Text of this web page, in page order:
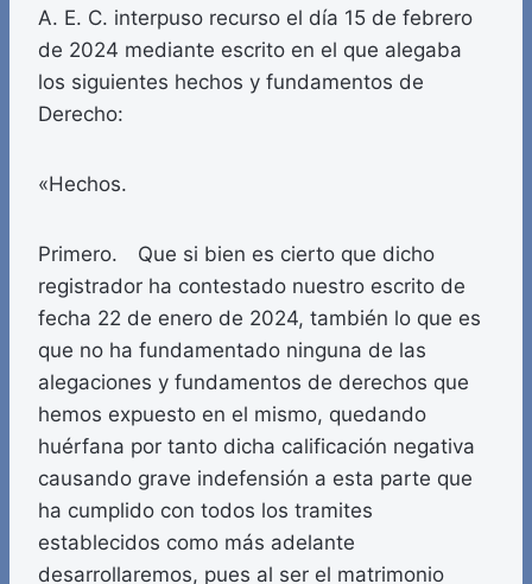
A. E. C. interpuso recurso el día 15 de febrero
de 2024 mediante escrito en el que alegaba
los siguientes hechos y fundamentos de
Derecho:
«Hechos.
Primero. Que si bien es cierto que dicho
registrador ha contestado nuestro escrito de
fecha 22 de enero de 2024, también lo que es
que no ha fundamentado ninguna de las
alegaciones y fundamentos de derechos que
hemos expuesto en el mismo, quedando
huérfana por tanto dicha calificación negativa
causando grave indefensión a esta parte que
ha cumplido con todos los tramites
establecidos como más adelante
desarrollaremos, pues al ser el matrimonio